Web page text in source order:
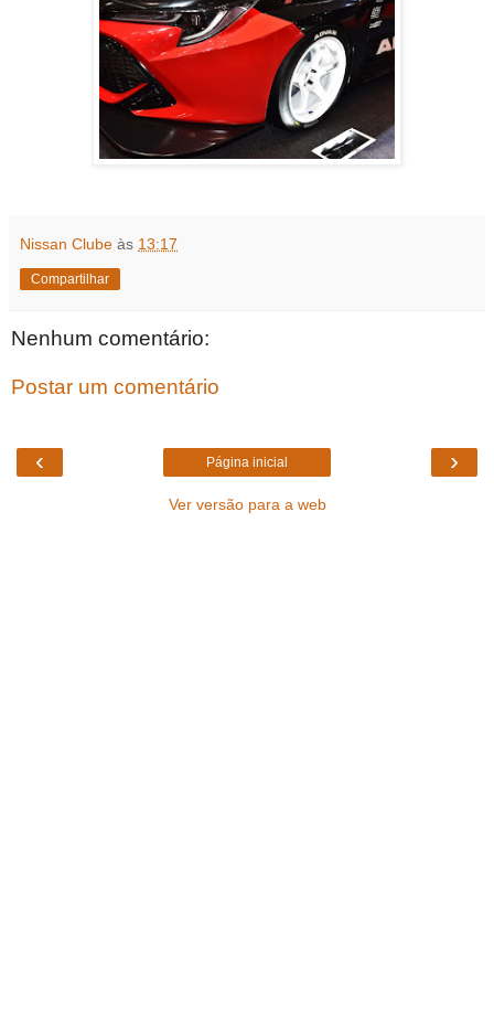
Nissan Clube às 13:17
Compartilhar
Nenhum comentário:
Postar um comentário
‹ ›
Página inicial
Ver versão para a web